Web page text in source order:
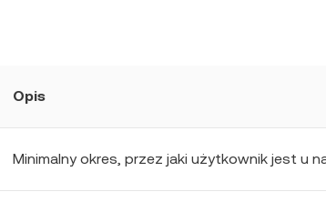
Opis
Minimalny okres, przez jaki użytkownik jest u